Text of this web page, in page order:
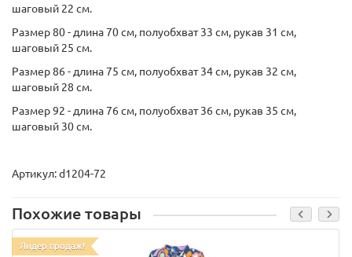
шаговый 22 см.
Размер 80 - длина 70 см, полуобхват 33 см, рукав 31 см,
шаговый 25 см.
Размер 86 - длина 75 см, полуобхват 34 см, рукав 32 см,
шаговый 28 см.
Размер 92 - длина 76 см, полуобхват 36 см, рукав 35 см,
шаговый 30 см.
Артикул: d1204-72
Похожие товары
Лидер продаж!